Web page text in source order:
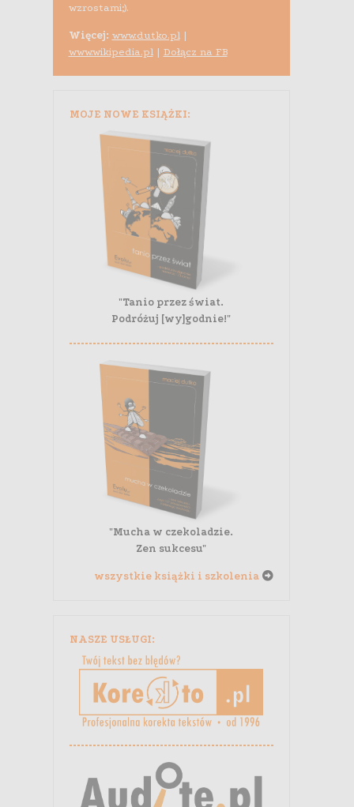
wzrostami;).
Więcej: www.dutko.pl |
www.wikipedia.pl | Dołącz na FB
MOJE NOWE KSIĄŻKI:
"Tanio przez świat.
Podróżuj [wy]godnie!"
"Mucha w czekoladzie.
Zen sukcesu"
wszystkie książki i szkolenia
NASZE USŁUGI: